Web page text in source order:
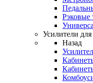
Усилители для
Назад